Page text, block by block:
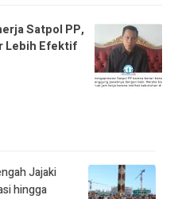
Satpol PP,
Lebih Efektif
Jajaki
hingga